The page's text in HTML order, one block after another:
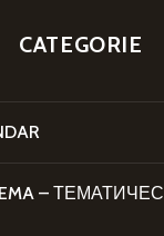
CATEGORIE
–